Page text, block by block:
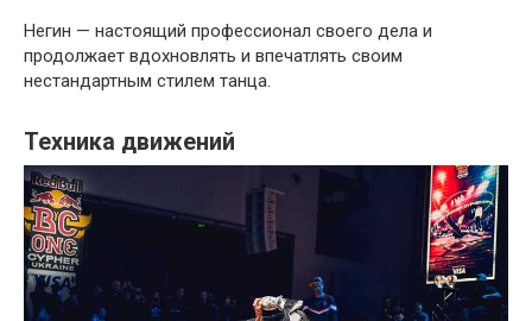
Негин — настоящий профессионал своего дела и
продолжает вдохновлять и впечатлять своим
нестандартным стилем танца.
Техника движений